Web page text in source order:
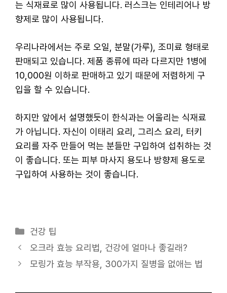
는 식재료로 많이 사용됩니다. 러스크는 인테리어나 방
향제로 많이 사용됩니다.
우리나라에서는 주로 오일, 분말(가루), 조미료 형태로
판매되고 있습니다. 제품 종류에 따라 다르지만 1병에
10,000원 이하로 판매하고 있기 때문에 저렴하게 구
입을 할 수 있습니다.
하지만 앞에서 설명했듯이 한식과는 어울리는 식재료
가 아닙니다. 자신이 이태리 요리, 그리스 요리, 터키
요리를 자주 만들어 먹는 분들만 구입하여 섭취하는 것
이 좋습니다. 또는 피부 마사지 용도나 방향제 용도로
구입하여 사용하는 것이 좋습니다.
카
테
고
건강 팁
오크라 효능 요리법, 건강에 얼마나 좋길래?
모링가 효능 부작용, 300가지 질병을 없애는 법